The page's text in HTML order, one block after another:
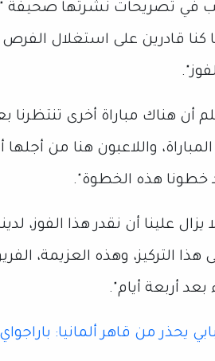
في تصريحات نشرتها صحيفة
كنا قادرين على استغلال
أن هناك مباراة أخرى تنتظرنا
واللاعبون هنا من
خطونا هذه الخطوة".
يزال علينا أن نقدر هذا الفوز،
التركيز، وهذه العزيمة،
بعد أربعة أيام".
يحذر من قاهر ألمانيا: